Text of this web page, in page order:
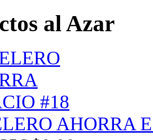
al Azar
AHORRA